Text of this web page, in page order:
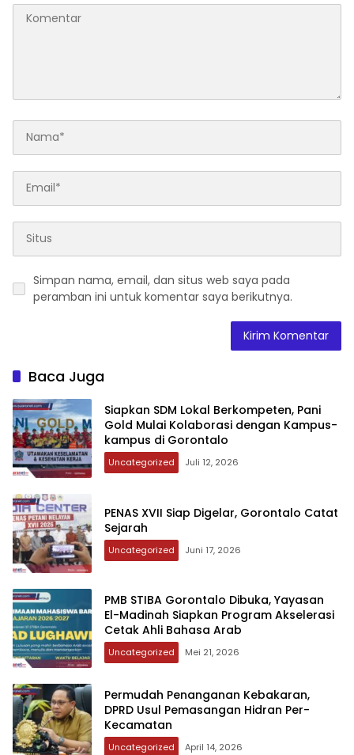
Simpan nama, email, dan situs web saya pada
peramban ini untuk komentar saya berikutnya.
Baca Juga
‎Siapkan SDM Lokal Berkompeten, Pani
Gold Mulai Kolaborasi dengan Kampus-
kampus di Gorontalo
Uncategorized Juli 12, 2026
‎PENAS XVII Siap Digelar, Gorontalo Catat
Sejarah
Uncategorized Juni 17, 2026
‎PMB STIBA Gorontalo Dibuka, Yayasan
El-Madinah Siapkan Program Akselerasi
Cetak Ahli Bahasa Arab
Uncategorized Mei 21, 2026
‎‎Permudah Penanganan Kebakaran,
DPRD Usul Pemasangan Hidran Per-
Kecamatan
Uncategorized April 14, 2026